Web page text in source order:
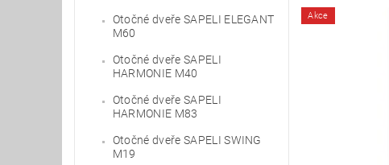
Otočné dveře SAPELI ELEGANT
M60
Otočné dveře SAPELI
HARMONIE M40
Otočné dveře SAPELI
HARMONIE M83
Otočné dveře SAPELI SWING
M19
Akce